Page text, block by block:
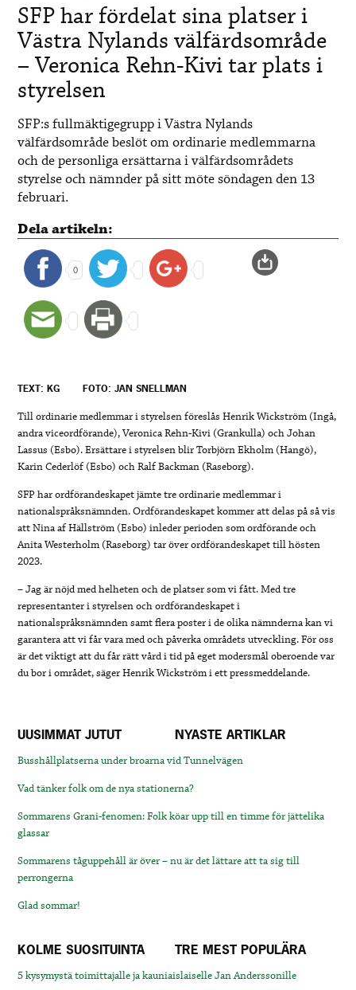
SFP har fördelat sina platser i
Västra Nylands välfärdsområde
– Veronica Rehn-Kivi tar plats i
styrelsen
SFP:s fullmäktigegrupp i Västra Nylands
välfärdsområde beslöt om ordinarie medlemmarna
och de personliga ersättarna i välfärdsområdets
styrelse och nämnder på sitt möte söndagen den 13
februari.
Dela artikeln:
0
TEXT: KG FOTO: JAN SNELLMAN
Till ordinarie medlemmar i styrelsen föreslås Henrik Wickström (Ingå,
andra viceordförande), Veronica Rehn-Kivi (Grankulla) och Johan
Lassus (Esbo). Ersättare i styrelsen blir Torbjörn Ekholm (Hangö),
Karin Cederlöf (Esbo) och Ralf Backman (Raseborg).
SFP har ordförandeskapet jämte tre ordinarie medlemmar i
nationalspråksnämnden. Ordförandeskapet kommer att delas på så vis
att Nina af Hällström (Esbo) inleder perioden som ordförande och
Anita Westerholm (Raseborg) tar över ordförandeskapet till hösten
2023.
– Jag är nöjd med helheten och de platser som vi fått. Med tre
representanter i styrelsen och ordförandeskapet i
nationalspråksnämnden samt flera poster i de olika nämnderna kan vi
garantera att vi får vara med och påverka områdets utveckling. För oss
är det viktigt att du får rätt vård i tid på eget modersmål oberoende var
du bor i området, säger Henrik Wickström i ett pressmeddelande.
UUSIMMAT JUTUT NYASTE ARTIKLAR
Busshållplatserna under broarna vid Tunnelvägen
Vad tänker folk om de nya stationerna?
Sommarens Grani-fenomen: Folk köar upp till en timme för jättelika
glassar
Sommarens tåguppehåll är över – nu är det lättare att ta sig till
perrongerna
Glad sommar!
KOLME SUOSITUINTA TRE MEST POPULÄRA
5 kysymystä toimittajalle ja kauniaislaiselle Jan Anderssonille